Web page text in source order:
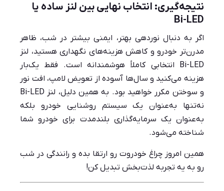
نتیجه‌گیری: انتخاب نهایی بین لنز ساده یا
Bi-LED
اگر به دنبال نوردهی بهتر، ایمنی بیشتر در شب، ظاهر
مدرن‌تر خودرو و کاهش هزینه‌های نگهداری هستید، لنز
Bi-LED انتخابی کاملاً هوشمندانه است. فقط یک‌بار
هزینه می‌کنید و سال‌ها آسوده از تعویض لامپ، افت نور
و سوختن مکرر خواهید بود. به همین دلیل، لنز Bi-LED
نه‌تنها به‌عنوان یک سیستم روشنایی خودرو بلکه
به‌عنوان یک سرمایه‌گذاری بلندمدت برای خودرو شما
شناخته می‌شود.
همین امروز چراغ خودروت رو ارتقا بده و رانندگی در شب
رو به یه تجربه لذت‌بخش تبدیل کن!